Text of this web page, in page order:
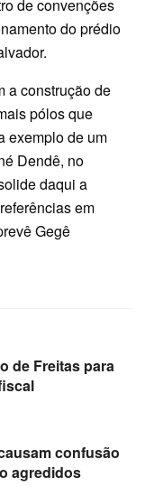
de convenções
do prédio
a construção de
pólos que
exemplo de um
Dendê, no
daqui a
em
Gegê
de Freitas para
confusão
agredidos